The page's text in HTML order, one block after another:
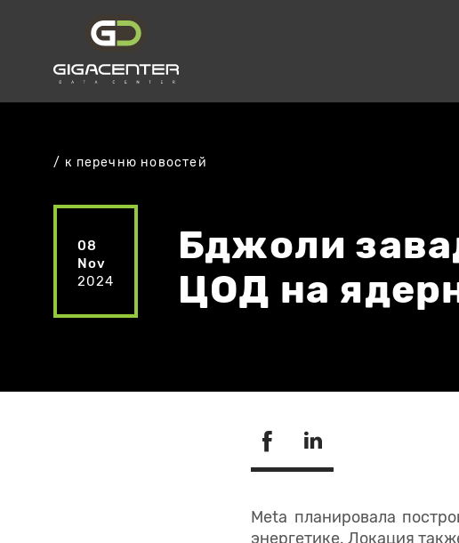
к перечню новостей
08
Nov
2024
Бджоли
ЦОД на
Meta планировала
энергетике. Локация